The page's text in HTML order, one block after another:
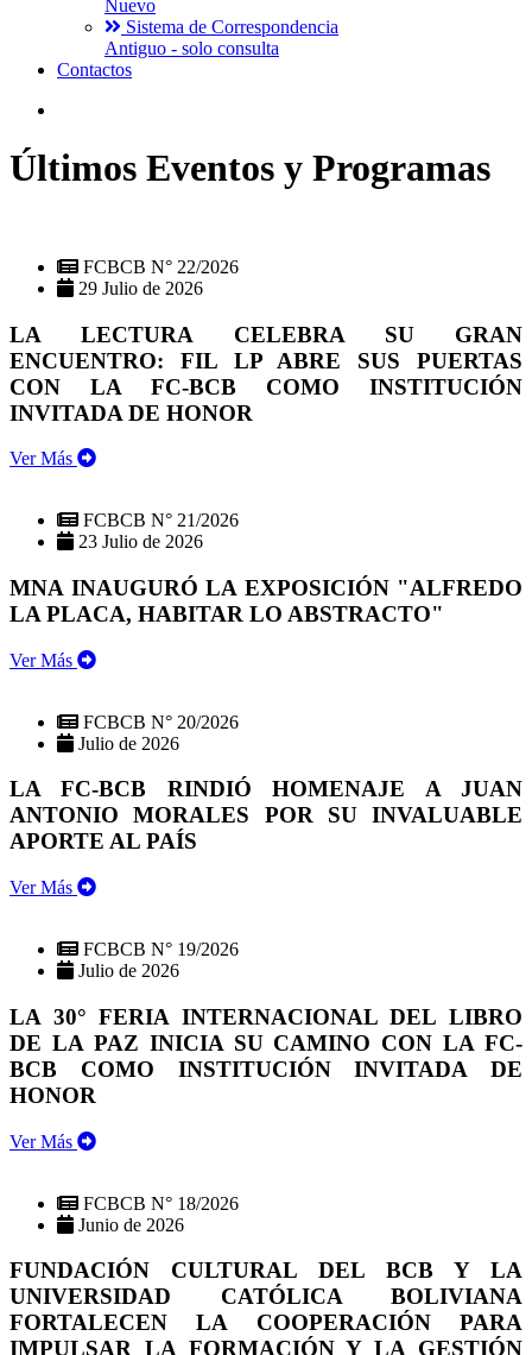
Nuevo
Sistema de Correspondencia
Antiguo - solo consulta
Contactos
Últimos Eventos y Programas
FCBCB N° 22/2026
29 Julio de 2026
LA LECTURA CELEBRA SU GRAN
ENCUENTRO: FIL LP ABRE SUS PUERTAS
CON LA FC-BCB COMO INSTITUCIÓN
INVITADA DE HONOR
Ver Más
FCBCB N° 21/2026
23 Julio de 2026
MNA INAUGURÓ LA EXPOSICIÓN "ALFREDO
LA PLACA, HABITAR LO ABSTRACTO"
Ver Más
FCBCB N° 20/2026
Julio de 2026
LA FC-BCB RINDIÓ HOMENAJE A JUAN
ANTONIO MORALES POR SU INVALUABLE
APORTE AL PAÍS
Ver Más
FCBCB N° 19/2026
Julio de 2026
LA 30° FERIA INTERNACIONAL DEL LIBRO
DE LA PAZ INICIA SU CAMINO CON LA FC-
BCB COMO INSTITUCIÓN INVITADA DE
HONOR
Ver Más
FCBCB N° 18/2026
Junio de 2026
FUNDACIÓN CULTURAL DEL BCB Y LA
UNIVERSIDAD CATÓLICA BOLIVIANA
FORTALECEN LA COOPERACIÓN PARA
IMPULSAR LA FORMACIÓN Y LA GESTIÓN